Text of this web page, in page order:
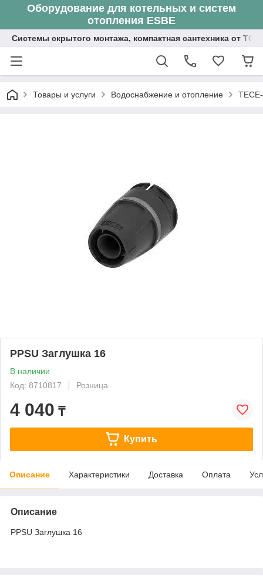
Оборудование для котельных и систем
отопления ESBE
Системы скрытого монтажа, компактная сантехника от
Товары и услуги Водоснабжение и отопление
PPSU Заглушка 16
В наличии
Код: 8710817
Розница
4 040 ₸
Купить
Описание Характеристики Доставка Оплата
Описание
PPSU Заглушка 16